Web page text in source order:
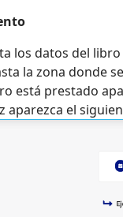
los datos del libro
la zona donde
está prestado
aparezca el